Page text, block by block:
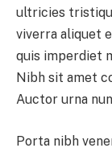
ultricies
viverra aliquet
quis imperdiet
Nibh sit amet
Auctor urna
Porta nibh